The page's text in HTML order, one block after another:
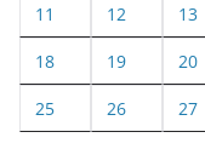
11 12 13
18 19 20
25 26 27